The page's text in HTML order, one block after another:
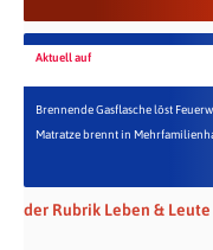
Aktuell auf
Brennende Gasflasche löst
Matratze brennt in
der Rubrik Leben & Leute